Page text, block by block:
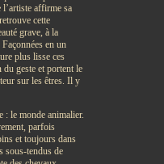
l’artiste affirme sa
cette
grave, à la
en un
plus lisse ces
geste et portent le
sur les êtres. Il y
: le monde animalier.
parfois
et toujours dans
sous-tendus de